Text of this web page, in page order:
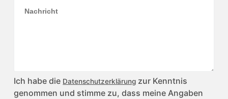
Ich habe die Datenschutzerklärung zur Kenntnis
genommen und stimme zu, dass meine Angaben